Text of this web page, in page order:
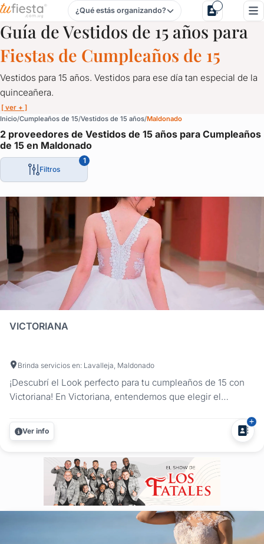
Vestidos de 15 años para Cumpleaños de 15 en Maldonado
¿Qué estás organizando?
Guía de Vestidos de 15 años para
Fiestas de Cumpleaños de 15
Vestidos para 15 años. Vestidos para ese día tan especial de la
quinceañera.
[ ver + ]
Inicio Cumpleaños de 15 Vestidos de 15 años Maldonado
2 proveedores de Vestidos de 15 años para Cumpleaños
de 15 en Maldonado
Filtros
1
VICTORIANA
Brinda servicios en: Lavalleja, Maldonado
¡Descubrí el Look perfecto para tu cumpleaños de 15 con
Victoriana! En Victoriana, entendemos que elegir el
proceso emocionante, pero a veces también desafiante. Es
por eso que estamos aquí para hacerlo todo mucho más
Ver info
Vestidos de 15 años para Cumpleaños de 15 en Maldonado
Vestidos para 15 años. Vestidos para ese día tan especial de la
Diseñadores expertos en diseño de vestidos para las más
Vestidos de diseño y de alta costura.